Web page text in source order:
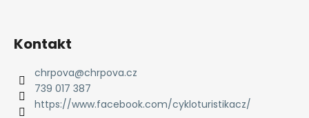
Kontakt
chrpova@chrpova.cz
739 017 387
https://www.facebook.com/cykloturistikacz/